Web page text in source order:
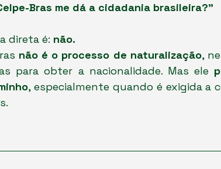
Bras me dá a cidadania brasileira?”
direta é: não.
não é o processo de naturalização,
para obter a nacionalidade. Mas ele
, especialmente quando é exigida a